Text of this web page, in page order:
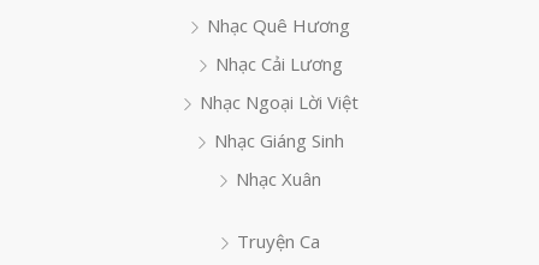
Nhạc Quê Hương
Nhạc Cải Lương
Nhạc Ngoại Lời Việt
Nhạc Giáng Sinh
Nhạc Xuân
Truyện Ca